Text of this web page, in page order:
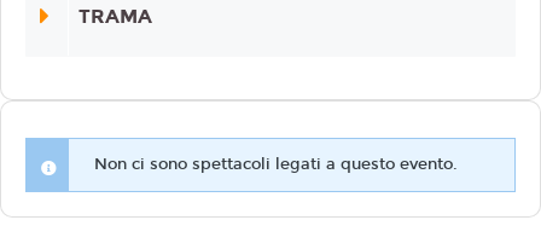
TRAMA
Non ci sono spettacoli legati a questo evento.